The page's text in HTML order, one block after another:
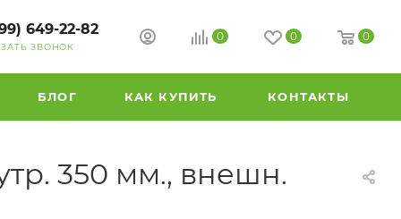
649-22-82
ЗВОНОК
0 0 0
БЛОГ КАК КУПИТЬ КОНТАКТЫ
350 мм., внешн.